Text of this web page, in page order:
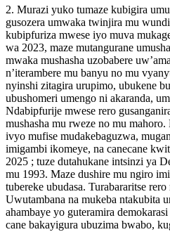
2. Murazi yuko tumaze kubigira
gusozera umwaka twinjira mu
kubipfuriza mwese iyo muva
wa 2023, maze mutangurane
mwaka mushasha uzobabere
n’iterambere mu banyu no mu
nyinshi zitagira urupimo, ubukene
ubushomeri umengo ni akaranda,
Ndabipfurije mwese rero
mushasha mu rweze no mu
ivyo mufise mudakebaguzwa,
imigambi ikomeye, na canecane
2025 ; tuze dutahukane intsinzi ya
mu 1993. Maze dushire mu ngiro
tubereke ubudasa. Turabararitse
Uwutambana na mukeba ntakubita
ahambaye yo guteramira
cane bakayigura ubuzima bwabo,